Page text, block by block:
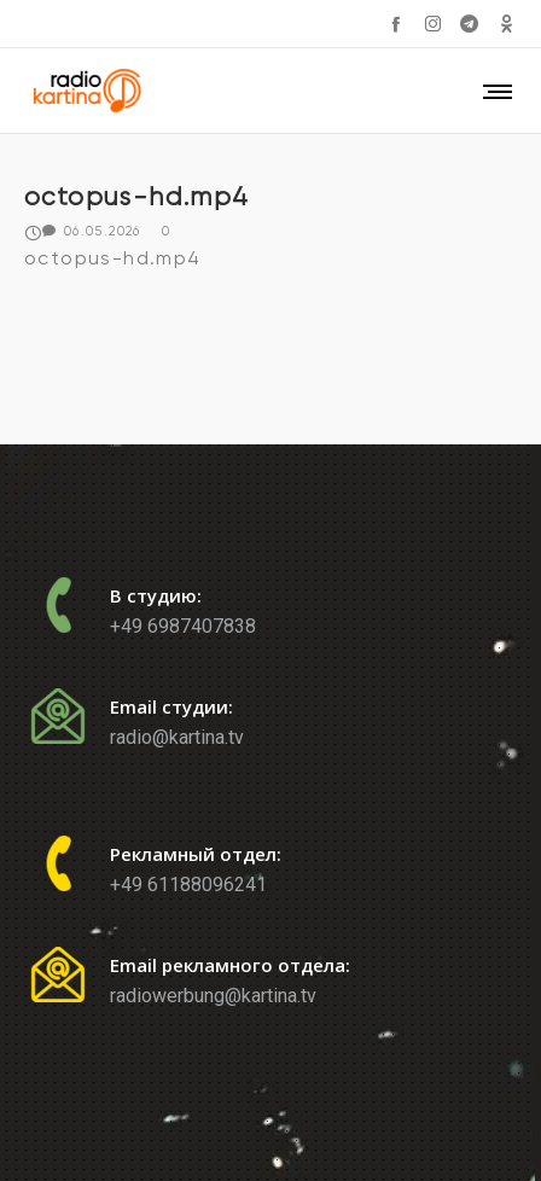
octopus-hd.mp4
06.05.2026 0
octopus-hd.mp4
В студию:
+49 6987407838
Email студии:
radio@kartina.tv
Рекламный отдел:
+49 61188096241
Email рекламного отдела:
radiowerbung@kartina.tv